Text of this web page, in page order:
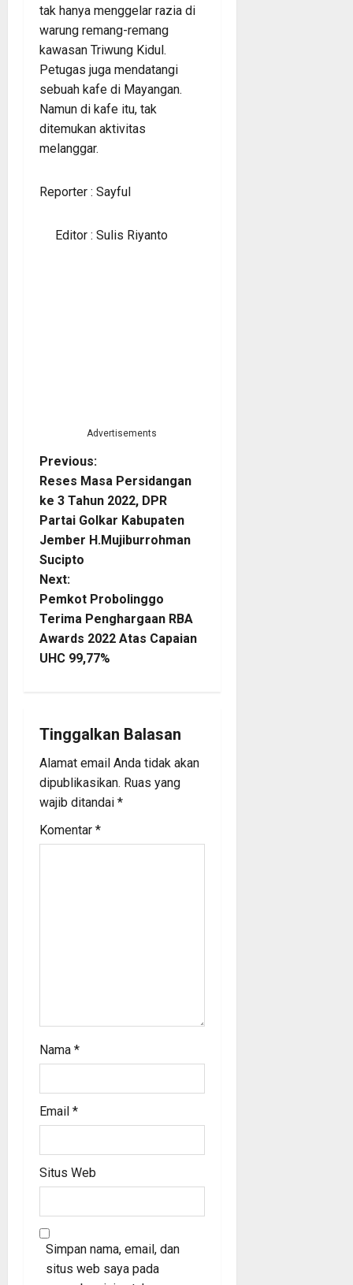
tak hanya menggelar razia di
warung remang-remang
kawasan Triwung Kidul.
Petugas juga mendatangi
sebuah kafe di Mayangan.
Namun di kafe itu, tak
ditemukan aktivitas
melanggar.
Reporter : Sayful
Editor : Sulis Riyanto
Advertisements
P
o
s
t
n
a
v
g
a
t
i
Previous:
Reses Masa Persidangan
ke 3 Tahun 2022, DPR
Partai Golkar Kabupaten
Jember H.Mujiburrohman
Sucipto
Next:
Pemkot Probolinggo
Terima Penghargaan RBA
Awards 2022 Atas Capaian
UHC 99,77%
Tinggalkan Balasan
Alamat email Anda tidak akan
dipublikasikan. Ruas yang
wajib ditandai *
Komentar *
Nama *
Email *
Situs Web
Simpan nama, email, dan
situs web saya pada